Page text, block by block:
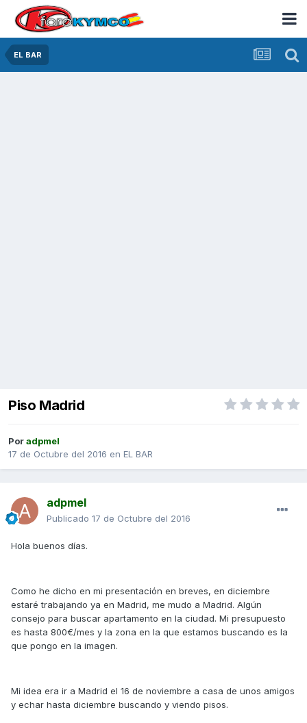
EL BAR
Piso Madrid
Poradpmel
17 de Octubre del 2016 en EL BAR
adpmel
Publicado 17 de Octubre del 2016
Hola buenos días.
Como he dicho en mi presentación en breves, en diciembre
estaré trabajando ya en Madrid, me mudo a Madrid. Algún
consejo para buscar apartamento en la ciudad. Mi presupuesto
es hasta 800€/mes y la zona en la que estamos buscando es la
que pongo en la imagen.
Mi idea era ir a Madrid el 16 de noviembre a casa de unos amigos
y echar hasta diciembre buscando y viendo pisos.